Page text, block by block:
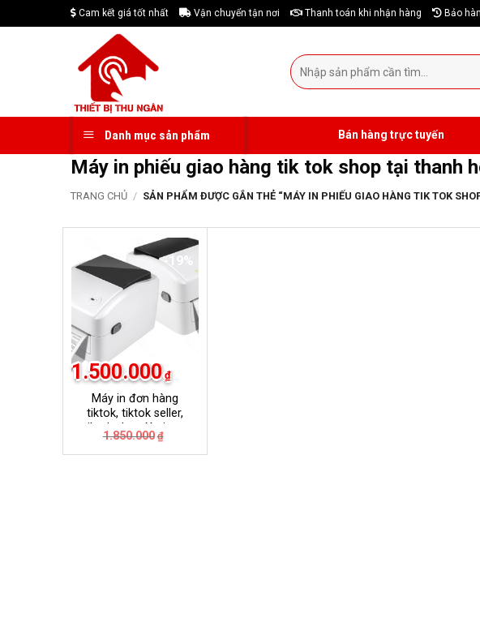
to
Cam kết giá tốt nhất Vận chuyển tận nơi Thanh toán khi nhận hàng Bảo
Tìm
kiếm:
Danh mục sản phẩm Bán hàng trực tuyến
Máy in phiếu giao hàng tik tok shop tại thanh
TRANG CHỦ / SẢN PHẨM ĐƯỢC GẮN THẺ “MÁY IN PHIẾU GIAO HÀNG TIK TOK
-19%
Máy in đơn hàng
tiktok, tiktok seller,
tiktok shop Xprinter
420B
1.850.000 ₫
là:
1.500.000 ₫
tại